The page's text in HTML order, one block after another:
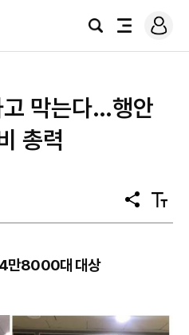
검
전
로
그
막는다…행안
총력
공
유
텍
스
4만8000대 대상